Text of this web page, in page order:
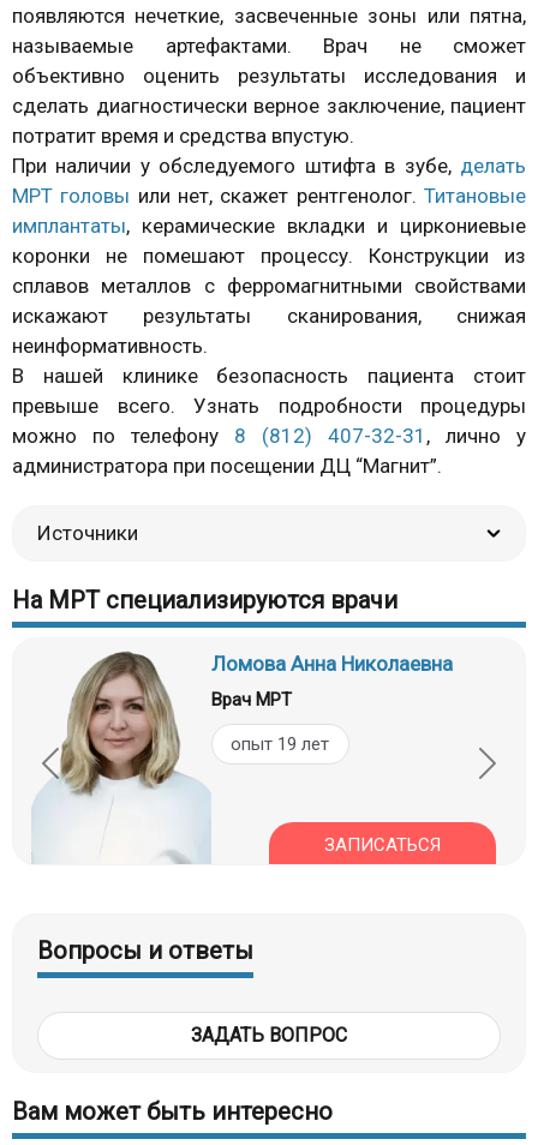
появляются нечеткие, засвеченные зоны или пятна,
называемые артефактами. Врач не сможет
объективно оценить результаты исследования и
сделать диагностически верное заключение, пациент
потратит время и средства впустую.
При наличии у обследуемого штифта в зубе, делать
МРТ головы или нет, скажет рентгенолог.Титановые
имплантаты, керамические вкладки и циркониевые
коронки не помешают процессу. Конструкции из
сплавов металлов с ферромагнитными свойствами
искажают результаты сканирования, снижая
неинформативность.
В нашей клинике безопасность пациента стоит
превыше всего. Узнать подробности процедуры
можно по телефону 8 (812) 407-32-31 , лично у
администратора при посещении ДЦ “Магнит”.
Источники
На МРТ специализируются врачи
Ломова Анна Николаевна
Врач МРТ
опыт 19 лет
ЗАПИСАТЬСЯ
Вопросы и ответы
ЗАДАТЬ ВОПРОС
Вам может быть интересно